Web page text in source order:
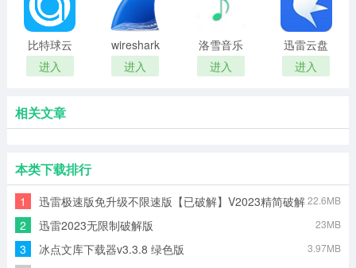
比特球云
盘最新版
进入
wireshark
便携版
进入
洛雪音乐
助手(无损
音乐下载
进入
迅雷云盘
进入
相关文章
本类下载排行
1
迅雷极速版免升级不限速版【已破解】V2023精简破解
版
22.6MB
2 迅雷2023无限制破解版 23MB
3 冰点文库下载器v3.3.8 绿色版 3.97MB